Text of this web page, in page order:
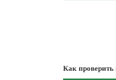
Как проверить